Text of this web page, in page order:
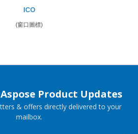
ICO
(窗口圖標)
Product Updates
& offers directly delivered to your
mailbox.